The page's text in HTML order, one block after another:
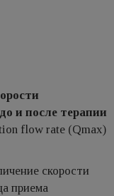
и после терапии
flow rate (Qmax)
скорости
приема